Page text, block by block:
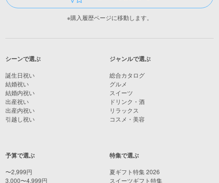
※購入履歴ページに移動します。
シーンで選ぶ
誕生日祝い
結婚祝い
結婚内祝い
出産祝い
出産内祝い
引越し祝い
予算で選ぶ
〜2,999円
3,000〜4,999円
ジャンルで選ぶ
総合カタログ
グルメ
スイーツ
ドリンク・酒
リラックス
コスメ・美容
特集で選ぶ
夏ギフト特集 2026
スイーツギフト特集